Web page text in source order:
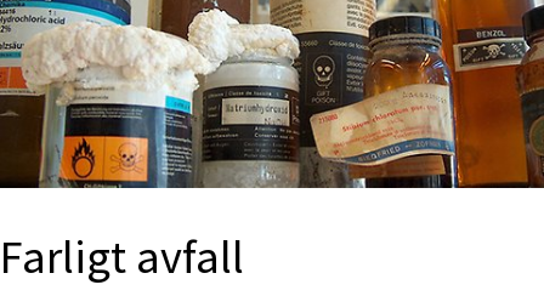
Farligt avfall